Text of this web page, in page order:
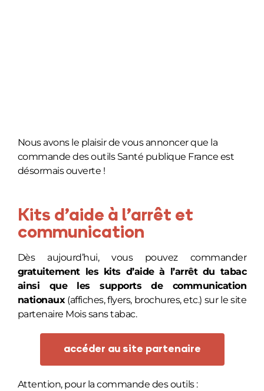
Nous avons le plaisir de vous annoncer que la
commande des outils Santé publique France est
désormais ouverte !
Kits d’aide à l’arrêt et
communication
Dès aujourd’hui, vous pouvez commander
gratuitement les kits d’aide à l’arrêt du tabac
ainsi que les supports de communication
nationaux(affiches, flyers, brochures, etc.) sur le site
partenaire Mois sans tabac.
accéder au site partenaire
Attention, pour la commande des outils :